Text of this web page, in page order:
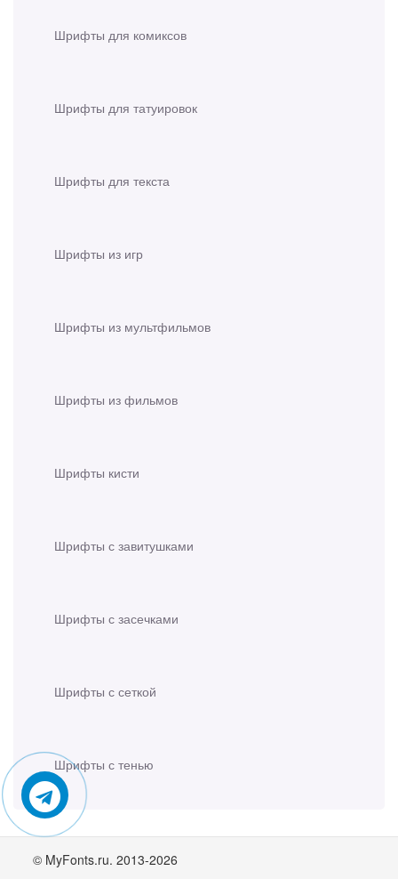
Шрифты для комиксов
Шрифты для татуировок
Шрифты для текста
Шрифты из игр
Шрифты из мультфильмов
Шрифты из фильмов
Шрифты кисти
Шрифты с завитушками
Шрифты с засечками
Шрифты с сеткой
Шрифты с тенью
© MyFonts.ru. 2013-2026